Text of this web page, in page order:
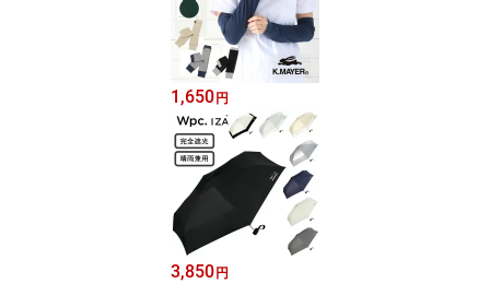
1,650 円
3,850 円